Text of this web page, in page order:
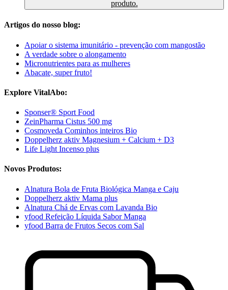
produto.
Artigos do nosso blog:
Apoiar o sistema imunitário - prevenção com mangostão
A verdade sobre o alongamento
Micronutrientes para as mulheres
Abacate, super fruto!
Explore VitalAbo:
Sponser® Sport Food
ZeinPharma Cistus 500 mg
Cosmoveda Cominhos inteiros Bio
Doppelherz aktiv Magnesium + Calcium + D3
Life Light Incenso plus
Novos Produtos:
Alnatura Bola de Fruta Biológica Manga e Caju
Doppelherz aktiv Mama plus
Alnatura Chá de Ervas com Lavanda Bio
yfood Refeição Líquida Sabor Manga
yfood Barra de Frutos Secos com Sal